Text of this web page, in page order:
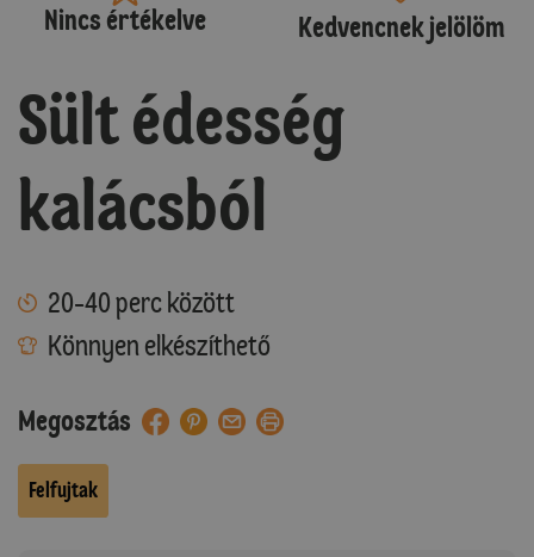
Nincs értékelve Kedvencnek jelölöm
Sült édesség
kalácsból
20-40 perc között
Könnyen elkészíthető
Megosztás
Felfujtak